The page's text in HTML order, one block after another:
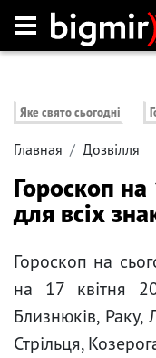
Яке свято сьогодні
Главная Дозвілля
Гороскоп
для всіх
Гороскоп на
на 17 квітня
Близнюків, Раку,
Стрільця,